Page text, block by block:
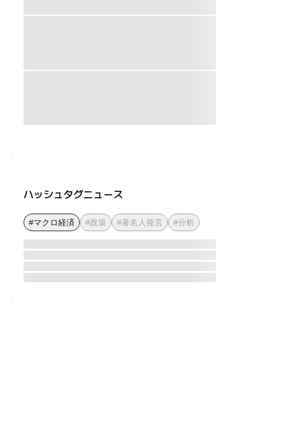
ハッシュタグニュース
#マクロ経済 #政策 #著名人発言 #分析